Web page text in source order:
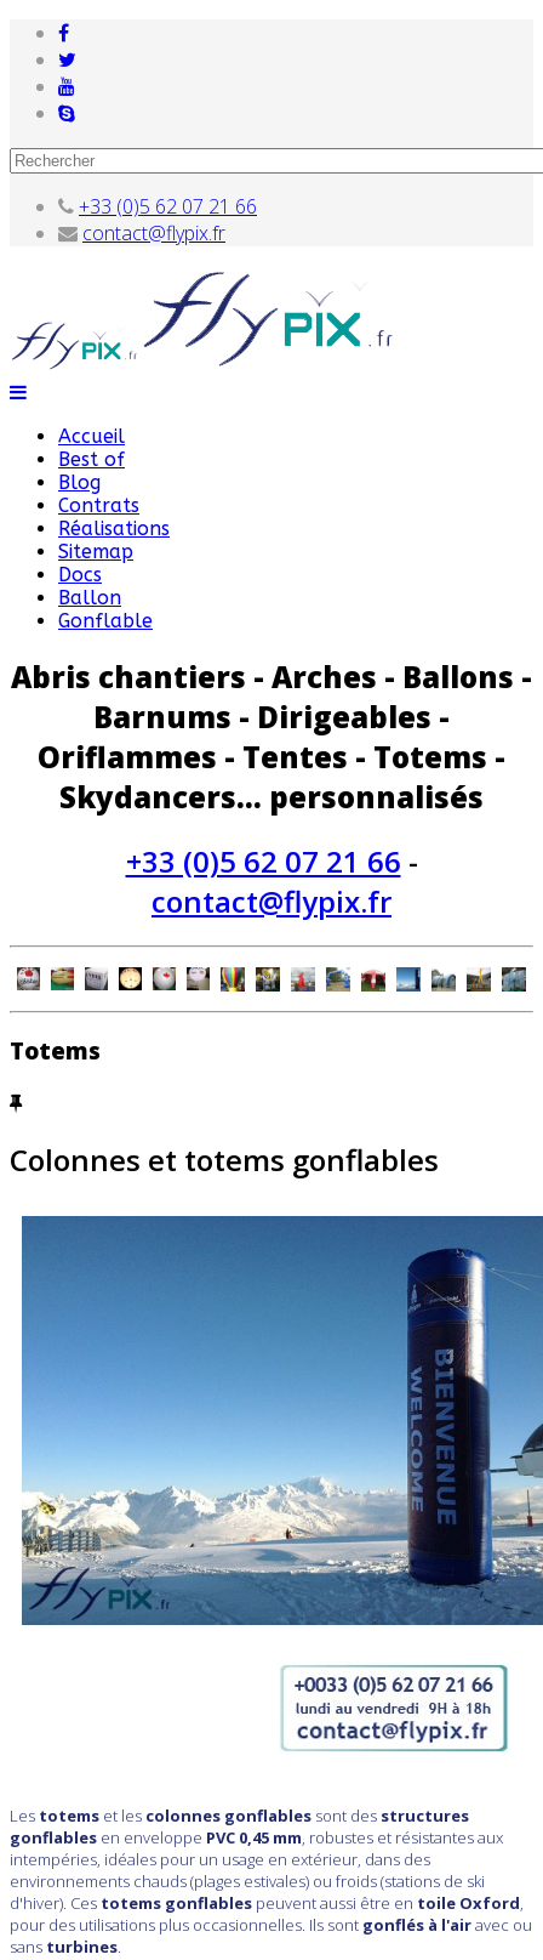
+33 (0)5 62 07 21 66
contact@flypix.fr
Accueil
Best of
Blog
Contrats
Réalisations
Sitemap
Docs
Ballon
Gonflable
Abris chantiers - Arches - Ballons -
Barnums - Dirigeables -
Oriflammes - Tentes - Totems -
Skydancers... personnalisés
+33 (0)5 62 07 21 66 -
contact@flypix.fr
Totems
Colonnes et totems gonflables
Les totems et les colonnes gonflables sont des structures
gonflables en enveloppe PVC 0,45 mm, robustes et résistantes aux
intempéries, idéales pour un usage en extérieur, dans des
environnements chauds (plages estivales) ou froids (stations de ski
d'hiver). Ces totems gonflables peuvent aussi être en toile Oxford,
pour des utilisations plus occasionnelles. Ils sont gonflés à l'airavec ou
sans turbines.